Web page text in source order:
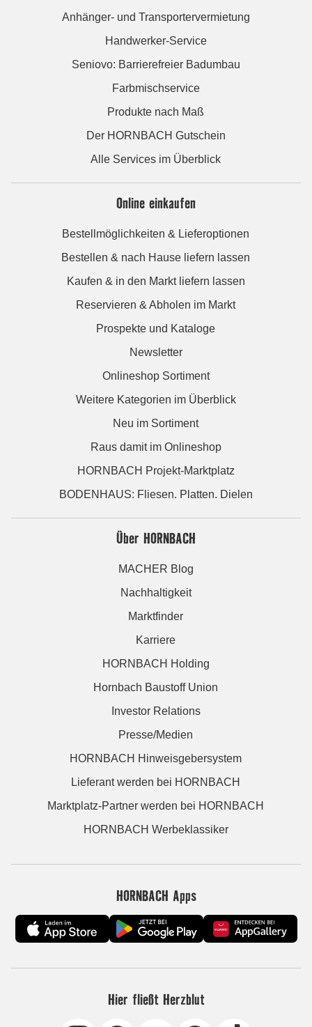
Anhänger- und Transportervermietung
Handwerker-Service
Seniovo: Barrierefreier Badumbau
Farbmischservice
Produkte nach Maß
Der HORNBACH Gutschein
Alle Services im Überblick
Online einkaufen
Bestellmöglichkeiten & Lieferoptionen
Bestellen & nach Hause liefern lassen
Kaufen & in den Markt liefern lassen
Reservieren & Abholen im Markt
Prospekte und Kataloge
Newsletter
Onlineshop Sortiment
Weitere Kategorien im Überblick
Neu im Sortiment
Raus damit im Onlineshop
HORNBACH Projekt-Marktplatz
BODENHAUS: Fliesen. Platten. Dielen
Über HORNBACH
MACHER Blog
Nachhaltigkeit
Marktfinder
Karriere
HORNBACH Holding
Hornbach Baustoff Union
Investor Relations
Presse/Medien
HORNBACH Hinweisgebersystem
Lieferant werden bei HORNBACH
Marktplatz-Partner werden bei HORNBACH
HORNBACH Werbeklassiker
HORNBACH Apps
Hier fließt Herzblut